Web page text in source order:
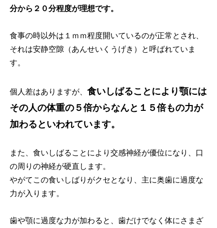
分から２０分程度が理想です。
食事の時以外は１ｍｍ程度開いているのが正常とされ、
それは安静空隙（あんせいくうげき）と呼ばれていま
す。
個人差はありますが、 食いしばることにより顎には
その人の体重の５倍からなんと１５倍もの力が
加わるといわれています。
また、食いしばることにより交感神経が優位になり、口
の周りの神経が硬直します。
やがてこの食いしばりがクセとなり、主に奥歯に過度な
力が入ります。
歯や顎に過度な力が加わると、歯だけでなく体にさまざ